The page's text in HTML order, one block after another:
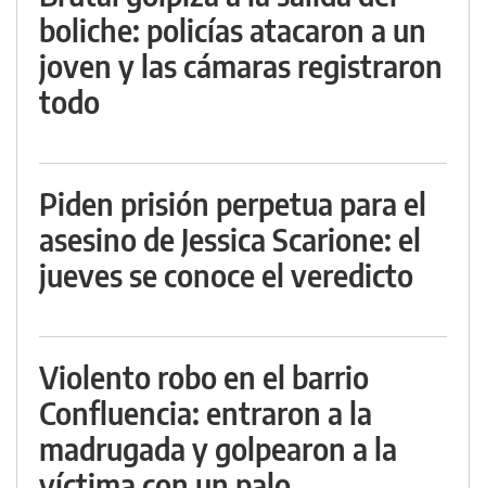
boliche: policías atacaron a un
joven y las cámaras registraron
todo
Piden prisión perpetua para el
asesino de Jessica Scarione: el
jueves se conoce el veredicto
Violento robo en el barrio
Confluencia: entraron a la
madrugada y golpearon a la